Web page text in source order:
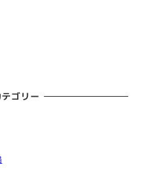
テゴリー